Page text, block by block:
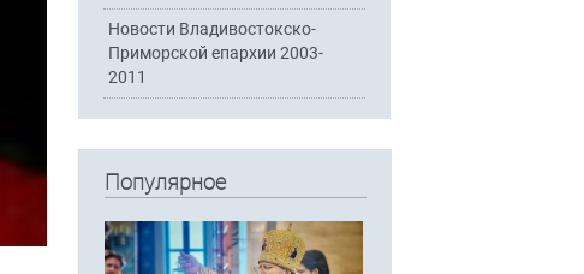
Новости Владивостокско-
Приморской епархии 2003-
2011
Популярное